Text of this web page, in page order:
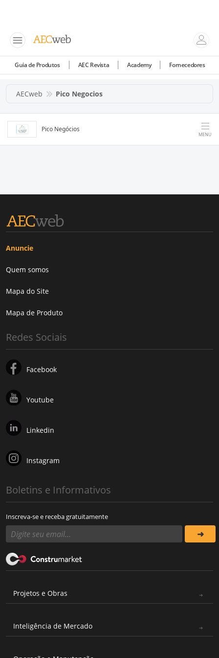
Guia de Produtos AEC Revista Academy Fornecedores
AECweb Pico Negocios
Pico Negócios
MENU
Anuncie
Quem somos
Mapa do Site
Mapa de Produto
Redes Sociais
Facebook
Youtube
Linkedin
Instagram
Boletins e Informativos
Inscreva-se e receba gratuitamente
Projetos e Obras
Inteligência de Mercado